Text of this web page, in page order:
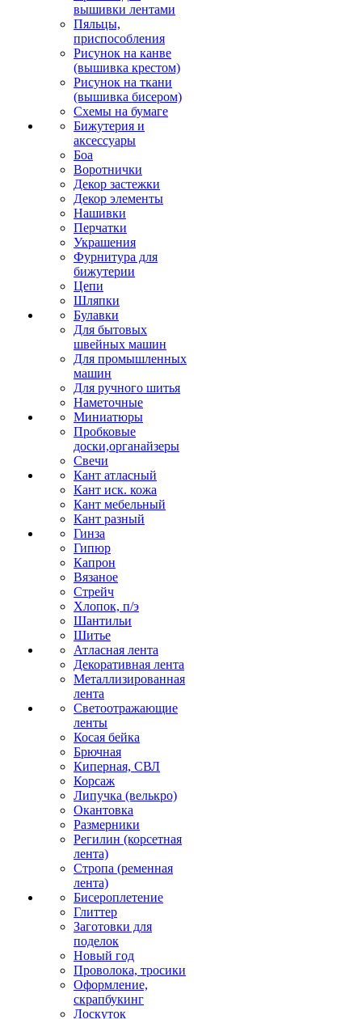
вышивки лентами
Пяльцы,
приспособления
Рисунок на канве
(вышивка крестом)
Рисунок на ткани
(вышивка бисером)
Схемы на бумаге
Бижутерия и
аксессуары
Боа
Воротнички
Декор застежки
Декор элементы
Нашивки
Перчатки
Украшения
Фурнитура для
бижутерии
Цепи
Шляпки
Булавки
Для бытовых
швейных машин
Для промышленных
машин
Для ручного шитья
Наметочные
Миниатюры
Пробковые
доски,органайзеры
Свечи
Кант атласный
Кант иск. кожа
Кант мебельный
Кант разный
Гинза
Гипюр
Капрон
Вязаное
Стрейч
Хлопок, п/э
Шантильи
Шитье
Атласная лента
Декоративная лента
Металлизированная
лента
Светоотражающие
ленты
Косая бейка
Брючная
Киперная, СВЛ
Корсаж
Липучка (велькро)
Окантовка
Размерники
Регилин (корсетная
лента)
Стропа (ременная
лента)
Бисероплетение
Глиттер
Заготовки для
поделок
Новый год
Проволока, тросики
Оформление,
скрапбукинг
Лоскуток